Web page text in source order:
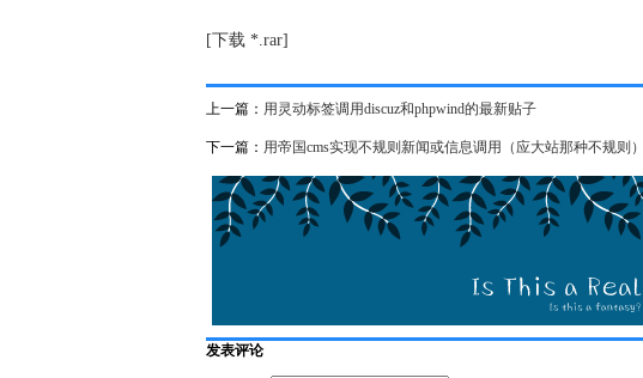
[下载 *.rar]
上一篇： 用灵动标签调用discuz和phpwind的最新贴子
下一篇： 用帝国cms实现不规则新闻或信息调用（应大站那种不规则）
发表评论